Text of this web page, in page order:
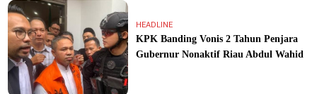
HEADLINE
KPK Banding Vonis 2 Tahun Penjara
Gubernur Nonaktif Riau Abdul Wahid